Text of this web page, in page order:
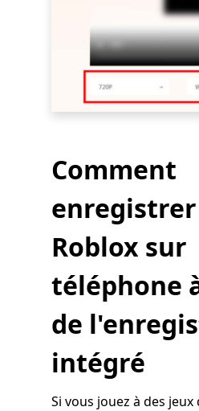
Comment
Roblox sur
téléphone
de
intégré
Si vous jouez à des